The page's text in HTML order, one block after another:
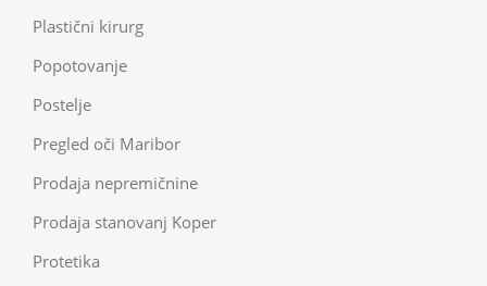
Plastični kirurg
Popotovanje
Postelje
Pregled oči Maribor
Prodaja nepremičnine
Prodaja stanovanj Koper
Protetika